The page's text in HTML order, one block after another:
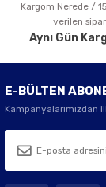
Kargom Nerede /
verilen
Aynı Gün
E-BÜLTEN
Kampanyalarımızdan